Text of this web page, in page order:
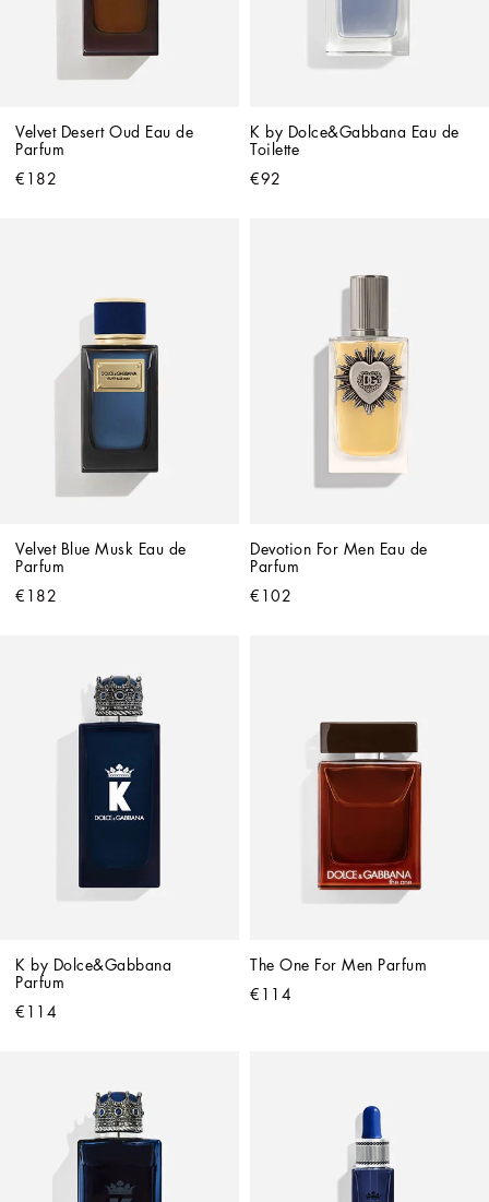
Velvet Desert Oud Eau de
Parfum
€182
K by Dolce&Gabbana Eau de
Toilette
€92
Velvet Blue Musk Eau de
Parfum
€182
Devotion For Men Eau de
Parfum
€102
K by Dolce&Gabbana
Parfum
€114
The One For Men Parfum
€114